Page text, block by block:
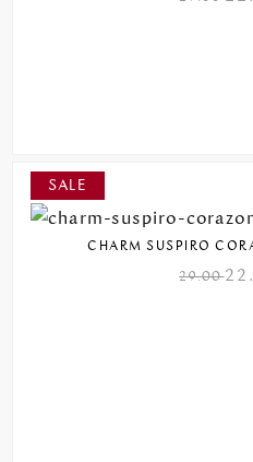
CHARM SUSPIRO
29.00